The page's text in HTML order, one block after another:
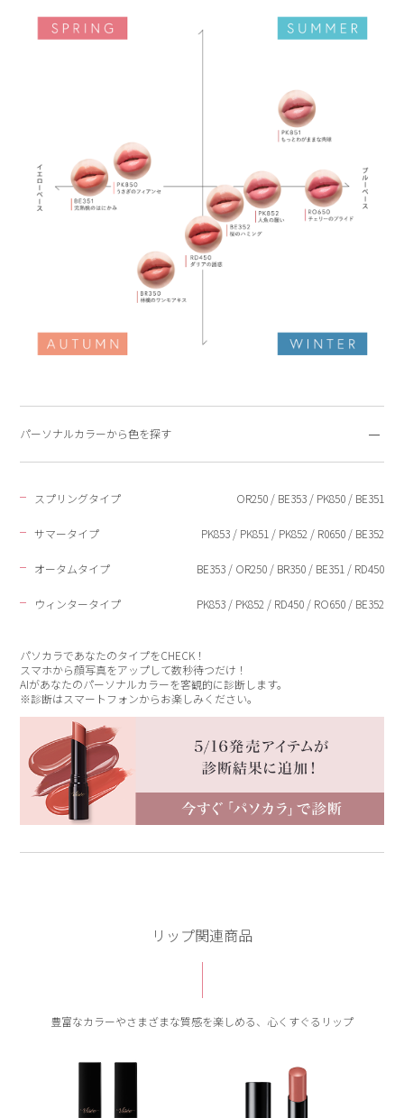
パーソナルカラーから色を探す
スプリングタイプ OR250 / BE353 / PK850 / BE351
サマータイプ PK853 / PK851 / PK852 / R0650 / BE352
オータムタイプ BE353 / OR250 / BR350 / BE351 / RD450
ウィンタータイプ PK853 / PK852 / RD450 / RO650 / BE352
パソカラであなたのタイプをCHECK！
スマホから顔写真をアップして数秒待つだけ！
AIがあなたのパーソナルカラーを客観的に診断します。
※診断はスマートフォンからお楽しみください。
リップ関連商品
豊富なカラーやさまざまな質感を楽しめる、心くすぐるリップ